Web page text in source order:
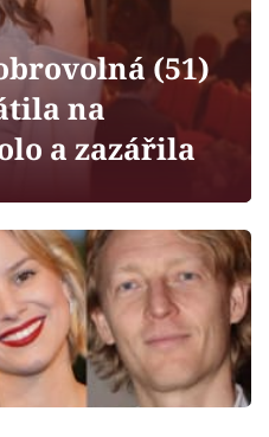
Vary
(51)
na
a zazářila